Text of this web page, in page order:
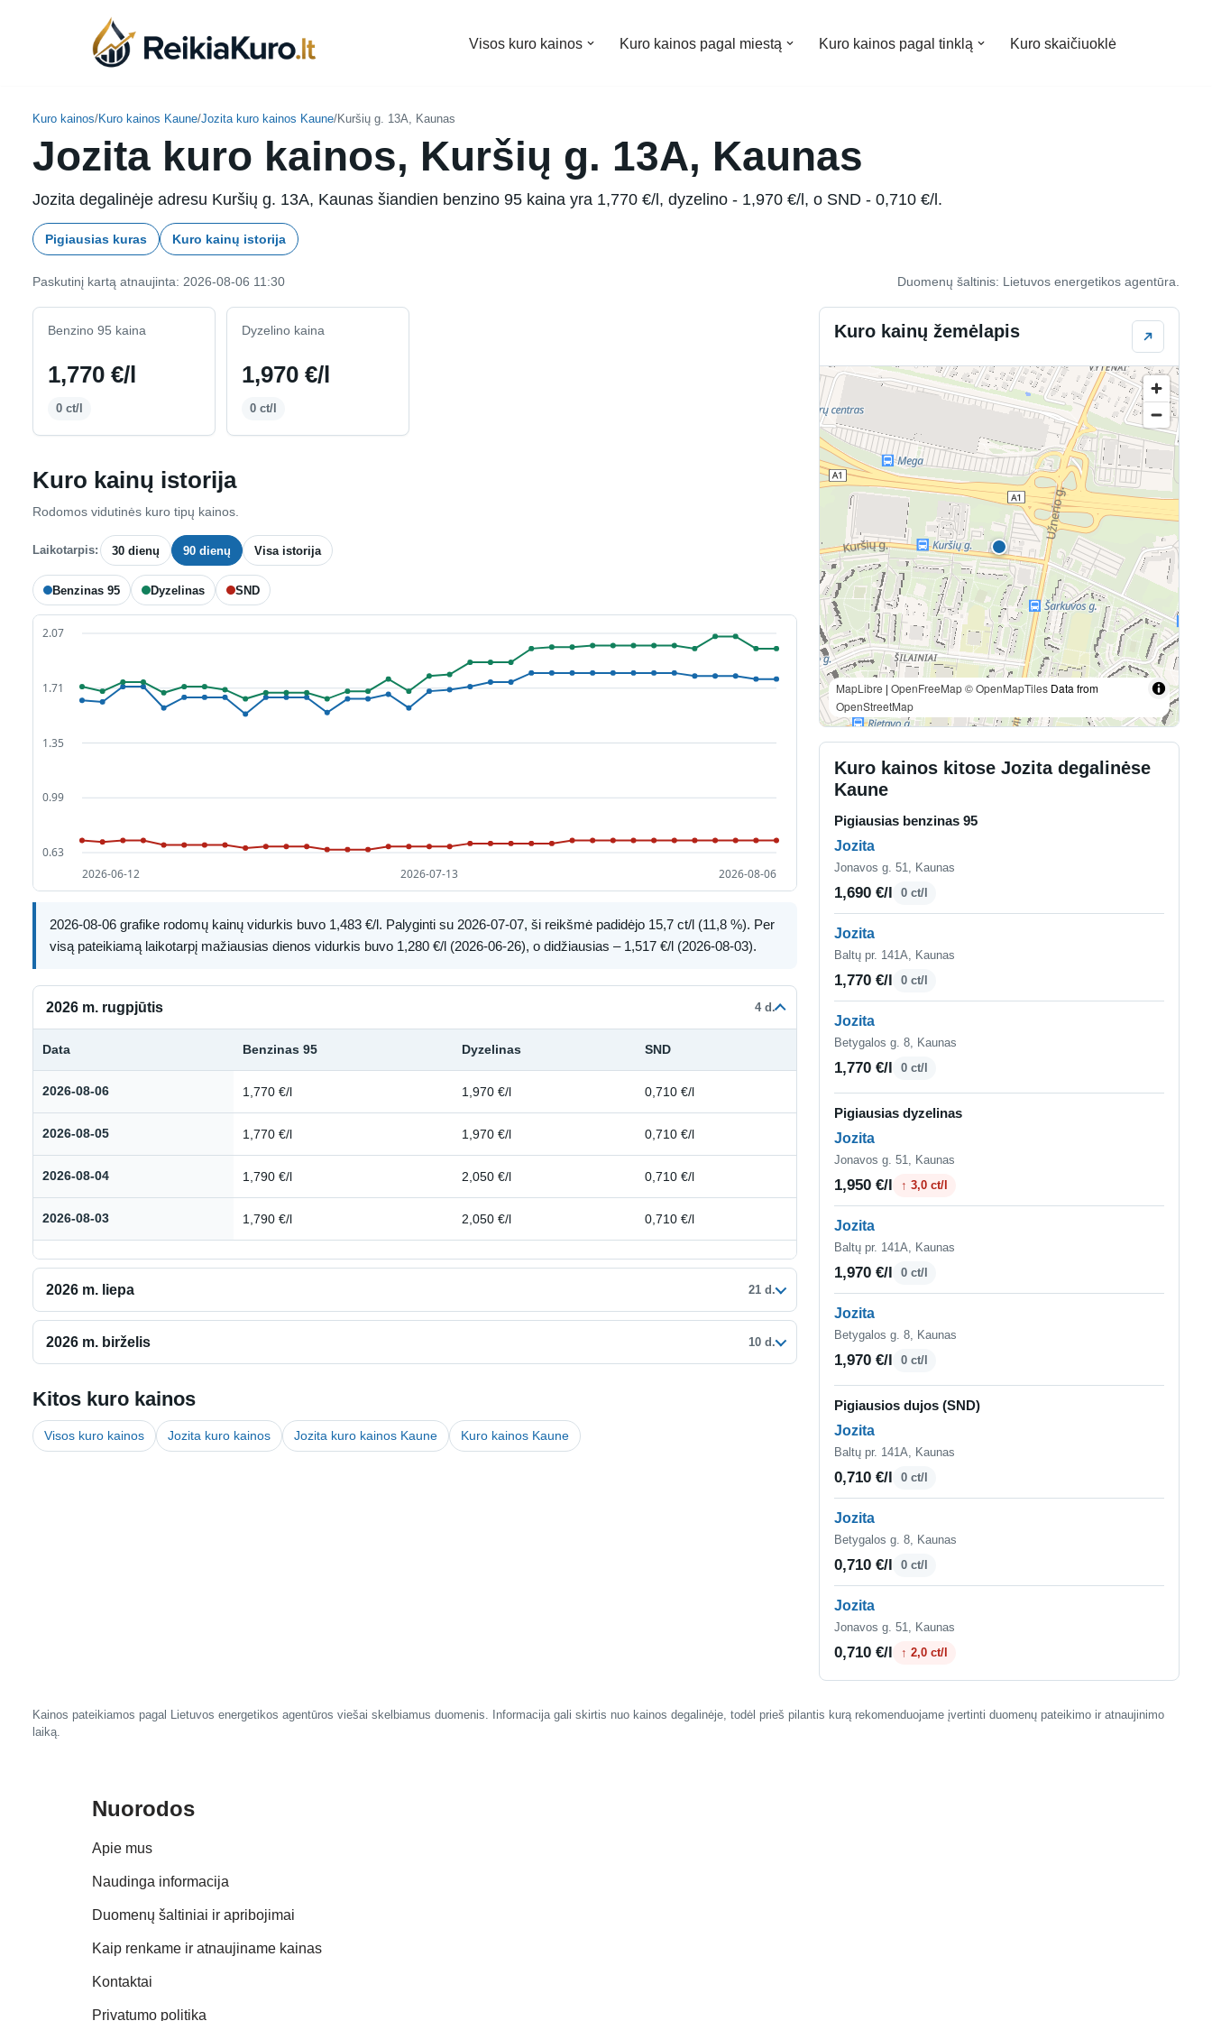
Visos kuro kainos Kuro kainos pagal miestą Kuro kainos pagal tinklą Kuro skaičiuoklė
Kuro kainos/Kuro kainos Kaune/Jozita kuro kainos Kaune/Kuršių g. 13A, Kaunas
Jozita kuro kainos, Kuršių g. 13A, Kaunas
Jozita degalinėje adresu Kuršių g. 13A, Kaunas šiandien benzino 95 kaina yra 1,770 €/l, dyzelino - 1,970 €/l, o SND - 0,710 €/l.
Pigiausias kuras Kuro kainų istorija
Paskutinį kartą atnaujinta: 2026-08-06 11:30 Duomenų šaltinis: Lietuvos energetikos agentūra.
Benzino 95 kaina
1,770 €/l
0 ct/l
Dyzelino kaina
1,970 €/l
0 ct/l
Kuro kainų istorija
Rodomos vidutinės kuro tipų kainos.
Laikotarpis: 30 dienų 90 dienų Visa istorija
Benzinas 95 Dyzelinas SND
2026-08-06 grafike rodomų kainų vidurkis buvo 1,483 €/l. Palyginti su 2026-07-07, ši reikšmė padidėjo 15,7 ct/l (11,8 %). Per
visą pateikiamą laikotarpį mažiausias dienos vidurkis buvo 1,280 €/l (2026-06-26), o didžiausias – 1,517 €/l (2026-08-03).
2026 m. rugpjūtis 4 d.
Kuro kainų istorija: 2026 m. rugpjūtis
Data Benzinas 95 Dyzelinas SND
2026-08-06 1,770 €/l 1,970 €/l 0,710 €/l
2026-08-05 1,770 €/l 1,970 €/l 0,710 €/l
2026-08-04 1,790 €/l 2,050 €/l 0,710 €/l
2026-08-03 1,790 €/l 2,050 €/l 0,710 €/l
2026 m. liepa 21 d.
2026 m. birželis 10 d.
Kitos kuro kainos
Visos kuro kainos Jozita kuro kainos Jozita kuro kainos Kaune Kuro kainos Kaune
Kuro kainų žemėlapis
MapLibre | OpenFreeMap© OpenMapTiles Data from
OpenStreetMap
Kuro kainos kitose Jozita degalinėse
Kaune
Pigiausias benzinas 95
Jozita
Jonavos g. 51, Kaunas
1,690 €/l 0 ct/l
Jozita
Baltų pr. 141A, Kaunas
1,770 €/l 0 ct/l
Jozita
Betygalos g. 8, Kaunas
1,770 €/l 0 ct/l
Pigiausias dyzelinas
Jozita
Jonavos g. 51, Kaunas
1,950 €/l ↑ 3,0 ct/l
Jozita
Baltų pr. 141A, Kaunas
1,970 €/l 0 ct/l
Jozita
Betygalos g. 8, Kaunas
1,970 €/l 0 ct/l
Pigiausios dujos (SND)
Jozita
Baltų pr. 141A, Kaunas
0,710 €/l 0 ct/l
Jozita
Betygalos g. 8, Kaunas
0,710 €/l 0 ct/l
Jozita
Jonavos g. 51, Kaunas
0,710 €/l ↑ 2,0 ct/l
Kainos pateikiamos pagal Lietuvos energetikos agentūros viešai skelbiamus duomenis. Informacija gali skirtis nuo kainos degalinėje, todėl prieš pilantis kurą rekomenduojame įvertinti duomenų pateikimo ir atnaujinimo
laiką.
Nuorodos
Apie mus
Naudinga informacija
Duomenų šaltiniai ir apribojimai
Kaip renkame ir atnaujiname kainas
Kontaktai
Privatumo politika